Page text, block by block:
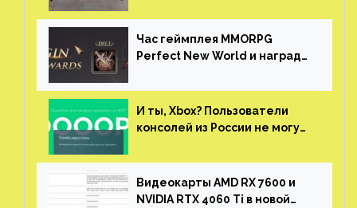
китайской таможни
Час геймплея MMORPG
Perfect New World и награды
И ты, Xbox? Пользователи
консолей из России не могут
Видеокарты AMD RX 7600 и
NVIDIA RTX 4060 Ti в новой